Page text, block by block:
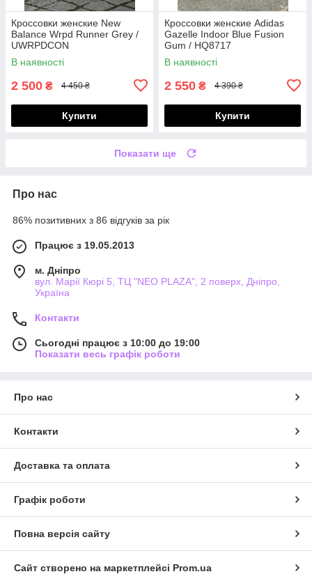
Кроссовки женские New
Balance Wrpd Runner Grey /
UWRPDCON
В наявності
2 500 ₴ 4 450 ₴
Купити
Кроссовки женские Adidas
Gazelle Indoor Blue Fusion
Gum / HQ8717
В наявності
2 550 ₴ 4 390 ₴
Купити
Показати ще
Про нас
86% позитивних з 86 відгуків за рік
Працює з 19.05.2013
м. Дніпро
вул. Марії Кюрі 5, ТЦ "NEO PLAZA", 2 поверх, Дніпро,
Україна
Контакти
Сьогодні працює з 10:00 до 19:00
Показати весь графік роботи
Про нас
Контакти
Доставка та оплата
Графік роботи
Повна версія сайту
Сайт створено на маркетплейсі Prom.ua